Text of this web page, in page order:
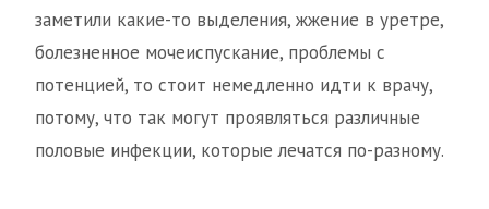
заметили какие-то выделения, жжение в уретре,
болезненное мочеиспускание, проблемы с
потенцией, то стоит немедленно идти к врачу,
потому, что так могут проявляться различные
половые инфекции, которые лечатся по-разному.